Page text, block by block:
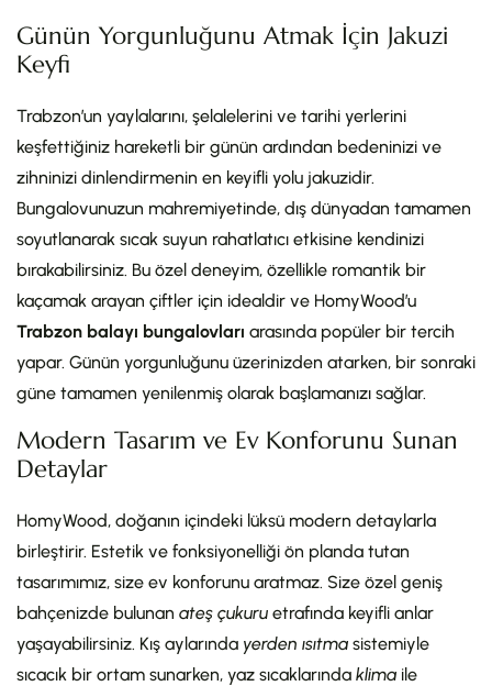
Günün Yorgunluğunu Atmak İçin Jakuzi
Keyfi
Trabzon’un yaylalarını, şelalelerini ve tarihi yerlerini
keşfettiğiniz hareketli bir günün ardından bedeninizi ve
zihninizi dinlendirmenin en keyifli yolu jakuzidir.
Bungalovunuzun mahremiyetinde, dış dünyadan tamamen
soyutlanarak sıcak suyun rahatlatıcı etkisine kendinizi
bırakabilirsiniz. Bu özel deneyim, özellikle romantik bir
kaçamak arayan çiftler için idealdir ve HomyWood’u
Trabzon balayı bungalovları arasında popüler bir tercih
yapar. Günün yorgunluğunu üzerinizden atarken, bir sonraki
güne tamamen yenilenmiş olarak başlamanızı sağlar.
Modern Tasarım ve Ev Konforunu Sunan
Detaylar
HomyWood, doğanın içindeki lüksü modern detaylarla
birleştirir. Estetik ve fonksiyonelliği ön planda tutan
tasarımımız, size ev konforunu aratmaz. Size özel geniş
bahçenizde bulunan ateş çukuru etrafında keyifli anlar
yaşayabilirsiniz. Kış aylarında yerden ısıtma sistemiyle
sıcacık bir ortam sunarken, yaz sıcaklarında klima ile